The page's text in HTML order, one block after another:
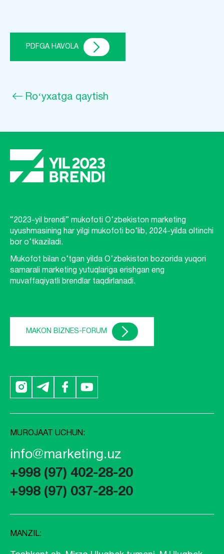
PDFGA HAVOLA
Roʻyxatga qaytish
“2023-yil brendi” mukofoti O‘zbekiston marketing
uyushmasining har yilgi mukofoti bo‘lib, 2024-yilda oltinchi
bor o‘tkaziladi.
Mukofot bilan o‘tgan yilda O‘zbekiston bozorida yuqori
samarali marketing yutuqlariga erishgan eng
muvaffaqiyatli brendlar taqdirlanadi.
MAKON BIZNES-FORUM
MUROJAAT UCHUN:
info@marketing.uz
+998 (97) 402-28-20
+998 (97) 037-28-20
MANZIL: